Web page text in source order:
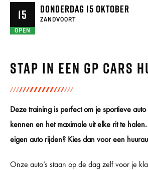
15
OPEN
DONDERDAG 15 OKTOBER
ZANDVOORT
Stap in een GP Cars
Deze training is perfect om je sportieve
kennen en het maximale uit elke rit te
eigen auto rijden? Kies dan voor een
Onze auto’s staan op de dag zelf voor je